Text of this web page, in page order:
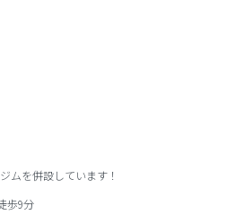
ムを併設しています！
歩9分